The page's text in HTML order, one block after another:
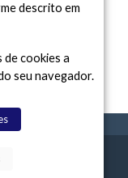
TODAY
descrito em
cookies a
seu navegador.